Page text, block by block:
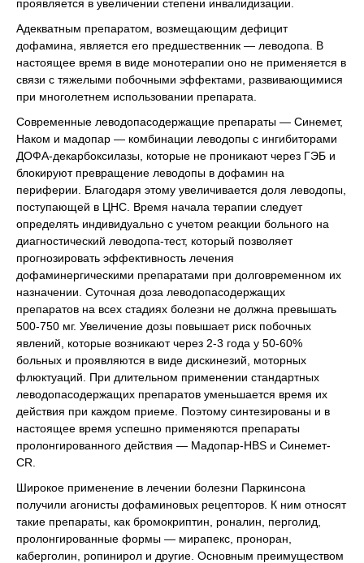
проявляется в увеличении степени инвалидизации.
Адекватным препаратом, возмещающим дефицит
дофамина, является его предшественник — леводопа. В
настоящее время в виде монотерапии оно не применяется в
связи с тяжелыми побочными эффектами, развивающимися
при многолетнем использовании препарата.
Современные леводопасодержащие препараты — Синемет,
Наком и мадопар — комбинации леводопы с ингибиторами
ДОФА-декарбоксилазы, которые не проникают через ГЭБ и
блокируют превращение леводопы в дофамин на
периферии. Благодаря этому увеличивается доля леводопы,
поступающей в ЦНС. Время начала терапии следует
определять индивидуально с учетом реакции больного на
диагностический леводопа-тест, который позволяет
прогнозировать эффективность лечения
дофаминергическими препаратами при долговременном их
назначении. Суточная доза леводопасодержащих
препаратов на всех стадиях болезни не должна превышать
500-750 мг. Увеличение дозы повышает риск побочных
явлений, которые возникают через 2-3 года у 50-60%
больных и проявляются в виде дискинезий, моторных
флюктуаций. При длительном применении стандартных
леводопасодержащих препаратов уменьшается время их
действия при каждом приеме. Поэтому синтезированы и в
настоящее время успешно применяются препараты
пролонгированного действия — Мадопар-HBS и Синемет-
CR.
Широкое применение в лечении болезни Паркинсона
получили агонисты дофаминовых рецепторов. К ним относят
такие препараты, как бромокриптин, роналин, перголид,
пролонгированные формы — мирапекс, проноран,
каберголин, ропинирол и другие. Основным преимуществом